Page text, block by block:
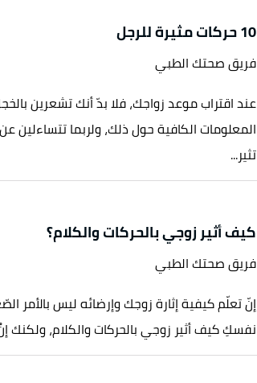
10 حركات مثيرة للرجل
فريق صحتك الطبي
عند اقتراب موعد زواجك، فلا بدّ أنك تشعرين
المعلومات الكافية حول ذلك، ولربما تتساءلين
تثير...
كيف أثير زوجي بالحركات والكلام؟
فريق صحتك الطبي
إنّ تعلّم كيفية إثارة زوجك وإرضائه ليس بالأمر
نفسكِ كيف أثير زوجي بالحركات والكلام، ولكنك